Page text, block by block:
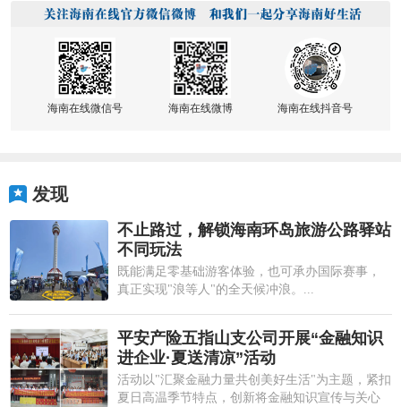
海南在线微信号 海南在线微博 海南在线抖音号
发现
不止路过，解锁海南环岛旅游公路驿站
不同玩法
既能满足零基础游客体验，也可承办国际赛事，
真正实现"浪等人"的全天候冲浪。...
平安产险五指山支公司开展“金融知识
进企业·夏送清凉”活动
活动以"汇聚金融力量共创美好生活"为主题，紧扣
夏日高温季节特点，创新将金融知识宣传与关心